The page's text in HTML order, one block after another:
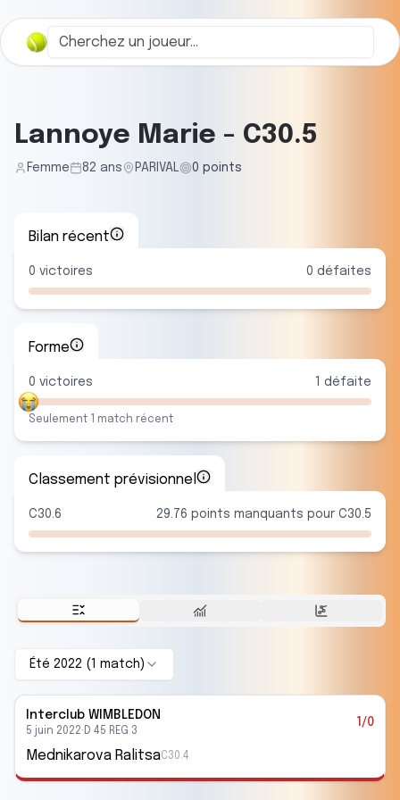
Lannoye Marie - C30.5
Femme 82 ans PARIVAL 0 points
Bilan récent
0 victoires 0 défaites
Forme
0 victoires défaite
Seulement match récent
Classement prévisionnel
C30.6 29.76 points manquants pour C30.5
Été 2022 ( match )
Interclub WIMBLEDON
5 juin 2022· D 45 REG 3
1/0
Mednikarova RalitsaC30.4